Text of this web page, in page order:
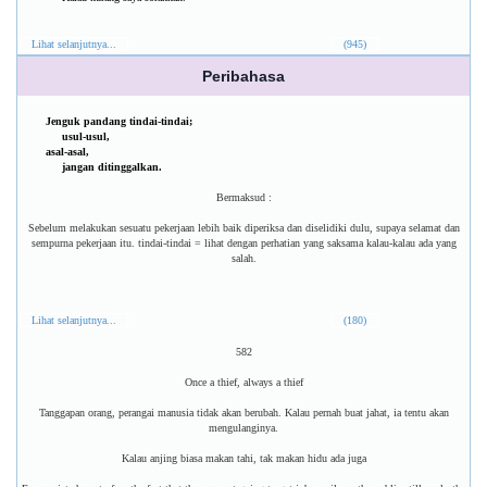
Lihat selanjutnya... (945)
Peribahasa
Jenguk pandang tindai-tindai;
usul-usul,
asal-asal,
jangan ditinggalkan.
Bermaksud :
Sebelum melakukan sesuatu pekerjaan lebih baik diperiksa dan diselidiki dulu, supaya selamat dan
sempurna pekerjaan itu. tindai-tindai = lihat dengan perhatian yang saksama kalau-kalau ada yang
salah.
Lihat selanjutnya... (180)
582
Once a thief, always a thief
Tanggapan orang, perangai manusia tidak akan berubah. Kalau pernah buat jahat, ia tentu akan
mengulanginya.
Kalau anjing biasa makan tahi, tak makan hidu ada juga